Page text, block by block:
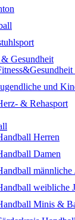
& Gesundheit
und
& Rehasport
Herren
Damen
männliche
weibliche
Minis &